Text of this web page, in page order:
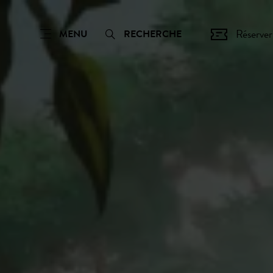
MENU RECHERCHE Réserver